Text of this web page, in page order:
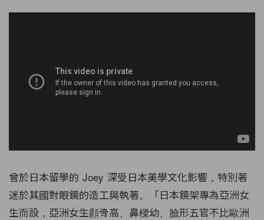
曾於日本留學的 Joey 深受日本美學文化影響，特別著
迷於其國對眼鏡的造工與執著。「日本鏡架專為亞洲女
生而設，亞洲女生顴骨高、鼻樑幼、臉形五官不比歐洲